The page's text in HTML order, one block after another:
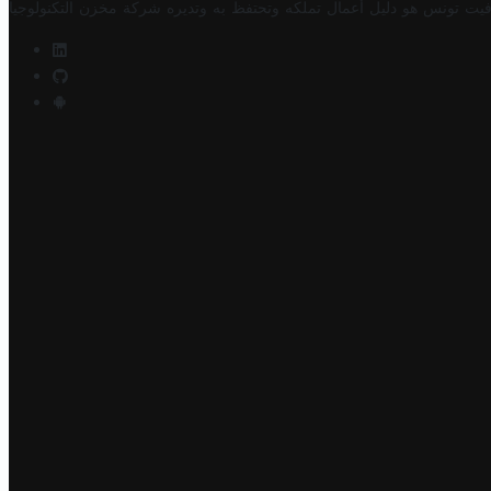
تونس هو دليل أعمال تملكه وتحتفظ به وتديره شركة مخزن التكنولوجيا